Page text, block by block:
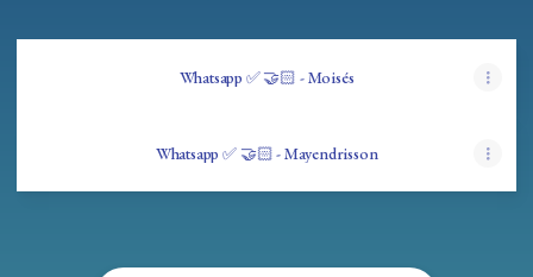
Whatsapp ✅ 🤝🏻 - Moisés
Whatsapp ✅ 🤝🏻 - Mayendrisson